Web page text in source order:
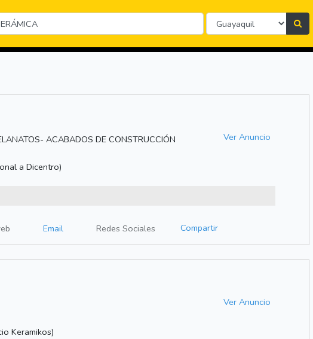
ACABADOS DE CONSTRUCCIÓN
a Dicentro)
Ver Anuncio
Email Redes Sociales Compartir
Keramikos)
Ver Anuncio